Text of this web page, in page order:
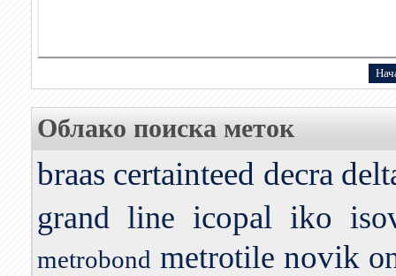
Облако поиска меток
braas certainteed decra
grand line icopal iko
metrobond metrotile novik